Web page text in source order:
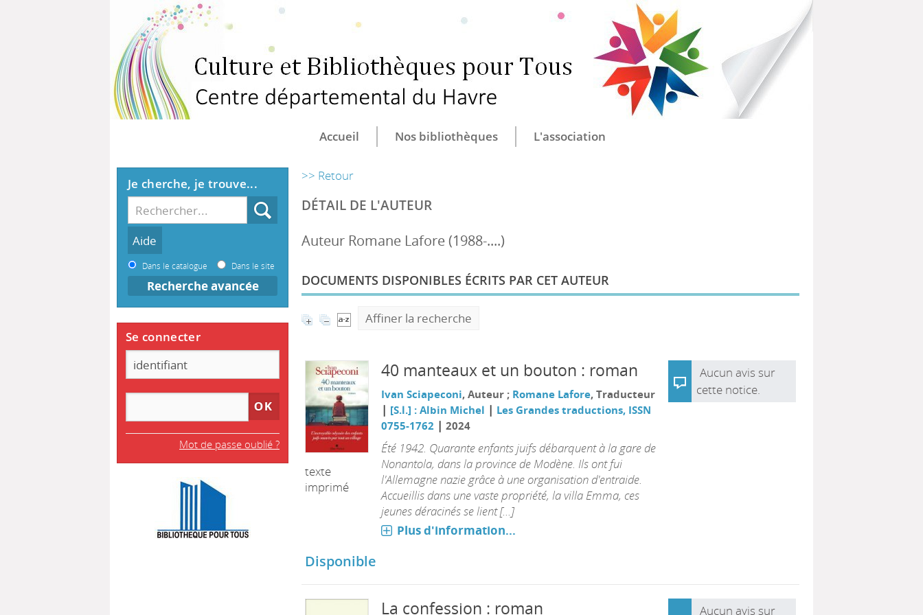
CULTURE ET BIBLIOTHÈQUES POUR TOUS
CENTRE DÉPARTEMENTAL DU HAVRE
Accueil Nos bibliothèques L'association
>> Retour
DÉTAIL DE L'AUTEUR
Auteur Romane Lafore (1988-....)
DOCUMENTS DISPONIBLES ÉCRITS PAR CET AUTEUR
Affiner la recherche
texte
imprimé
40 manteaux et un bouton : roman
Ivan Sciapeconi, Auteur ; Romane Lafore, Traducteur
| [S.l.] : Albin Michel | Les Grandes traductions, ISSN
0755-1762 | 2024
Été 1942. Quarante enfants juifs débarquent à la gare de
Nonantola, dans la province de Modène. Ils ont fui
l'Allemagne nazie grâce à une organisation d'entraide.
Accueillis dans une vaste propriété, la villa Emma, ces
jeunes déracinés se lient [...]
Plus d'information...
Aucun avis sur
cette notice.
Disponible
La confession : roman Aucun avis sur
Je cherche, je trouve...
Dans le catalogue Dans le site
Recherche avancée
Se connecter
Mot de passe oublié ?